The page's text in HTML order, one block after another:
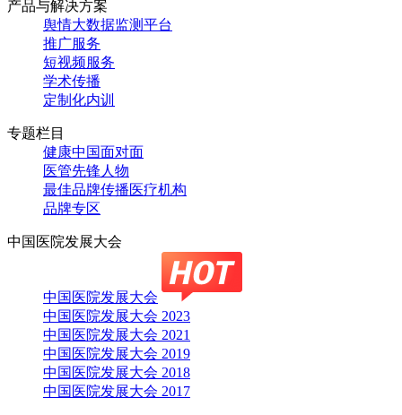
产品与解决方案
舆情大数据监测平台
推广服务
短视频服务
学术传播
定制化内训
专题栏目
健康中国面对面
医管先锋人物
最佳品牌传播医疗机构
品牌专区
中国医院发展大会
中国医院发展大会
中国医院发展大会 2023
中国医院发展大会 2021
中国医院发展大会 2019
中国医院发展大会 2018
中国医院发展大会 2017